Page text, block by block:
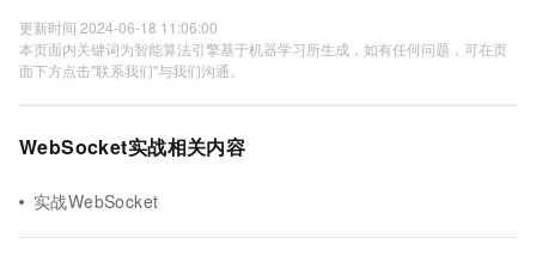
更新时间 2024-06-18 11:06:00
本页面内关键词为智能算法引擎基于机器学习所生成，如有任何问题，可在页
面下方点击"联系我们"与我们沟通。
WebSocket实战相关内容
实战WebSocket